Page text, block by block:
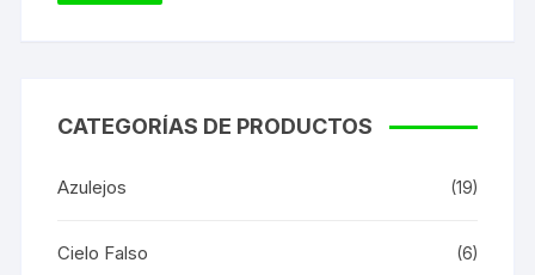
CATEGORÍAS DE PRODUCTOS
Azulejos (19)
Cielo Falso (6)